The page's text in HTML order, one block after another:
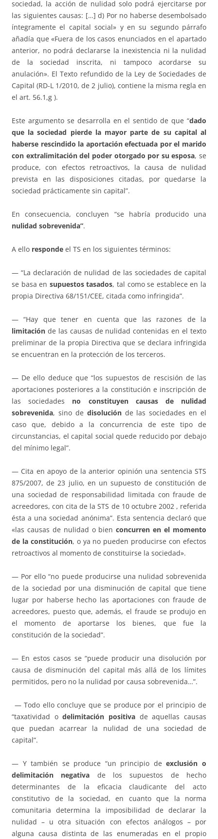
sociedad, la acción de nulidad solo podrá ejercitarse por
las siguientes causas: […] d) Por no haberse desembolsado
íntegramente el capital social» y en su segundo párrafo
añadía que «Fuera de los casos enunciados en el apartado
anterior, no podrá declararse la inexistencia ni la nulidad
de la sociedad inscrita, ni tampoco acordarse su
anulación». El Texto refundido de la Ley de Sociedades de
Capital (RD-L 1/2010, de 2 julio), contiene la misma regla en
el art. 56.1,g ).
Este argumento se desarrolla en el sentido de que “dado
que la sociedad pierde la mayor parte de su capital al
haberse rescindido la aportación efectuada por el marido
con extralimitación del poder otorgado por su esposa, se
produce, con efectos retroactivos, la causa de nulidad
prevista en las disposiciones citadas, por quedarse la
sociedad prácticamente sin capital”.
En consecuencia, concluyen “se habría producido una
nulidad sobrevenida”.
A ello responde el TS en los siguientes términos:
— “La declaración de nulidad de las sociedades de capital
se basa en supuestos tasados, tal como se establece en la
propia Directiva 68/151/CEE, citada como infringida”.
— “Hay que tener en cuenta que las razones de la
limitación de las causas de nulidad contenidas en el texto
preliminar de la propia Directiva que se declara infringida
se encuentran en la protección de los terceros.
— De ello deduce que “los supuestos de rescisión de las
aportaciones posteriores a la constitución e inscripción de
las sociedades no constituyen causas de nulidad
sobrevenida, sino de disoluciónde las sociedades en el
caso que, debido a la concurrencia de este tipo de
circunstancias, el capital social quede reducido por debajo
del mínimo legal”.
— Cita en apoyo de la anterior opinión una sentencia STS
875/2007, de 23 julio, en un supuesto de constitución de
una sociedad de responsabilidad limitada con fraude de
acreedores, con cita de la STS de 10 octubre 2002 , referida
ésta a una sociedad anónima”. Esta sentencia declaró que
«las causas de nulidad o bienconcurren en el momento
de la constitución, o ya no pueden producirse con efectos
retroactivos al momento de constituirse la sociedad».
— Por ello “no puede producirse una nulidad sobrevenida
de la sociedad por una disminución de capital que tiene
lugar por haberse hecho las aportaciones con fraude de
acreedores, puesto que, además, el fraude se produjo en
el momento de aportarse los bienes, que fue la
constitución de la sociedad”.
— En estos casos se “puede producir una disolución por
causa de disminución del capital más allá de los límites
permitidos, pero no la nulidad por causa sobrevenida…”.
— Todo ello concluye que se produce por el principio de
“taxatividad odelimitación positiva de aquellas causas
que puedan acarrear la nulidad de una sociedad de
capital”.
— Y también se produce “un principio deexclusión o
delimitación negativa de los supuestos de hecho
determinantes de la eficacia claudicante del acto
constitutivo de la sociedad, en cuanto que la norma
comunitaria determina la imposibilidad de declarar la
nulidad – u otra situación con efectos análogos – por
alguna causa distinta de las enumeradas en el propio